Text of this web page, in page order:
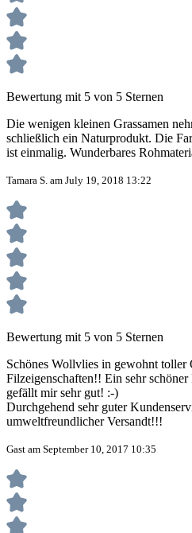
Bewertung mit 5 von 5 Sternen
Die wenigen kleinen Grassamen
schließlich ein Naturprodukt. Die
ist einmalig. Wunderbares
Tamara S. am July 19, 2018 13:22
Bewertung mit 5 von 5 Sternen
Schönes Wollvlies in gewohnt toller
Filzeigenschaften!! Ein sehr
gefällt mir sehr gut! :-)
Durchgehend sehr guter
umweltfreundlicher Versandt!!!
Gast am September 10, 2017 10:35